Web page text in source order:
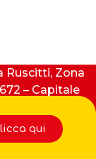
Ruscitti, Zona
– Capitale
qui